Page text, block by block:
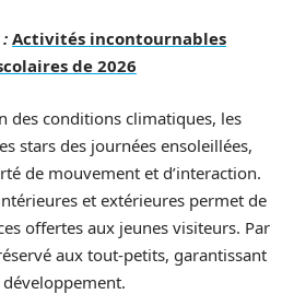
Activités incontournables
de 2026
des conditions climatiques, les
stars des journées ensoleillées,
de mouvement et d’interaction.
et extérieures permet de
offertes aux jeunes visiteurs. Par
aux tout-petits, garantissant